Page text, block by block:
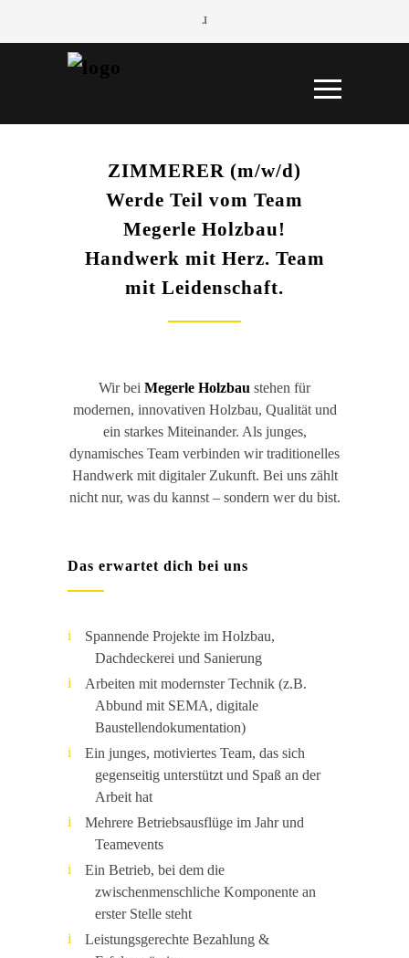
ZIMMERER (m/w/d)
Werde Teil vom Team
Megerle Holzbau!
Handwerk mit Herz. Team
mit Leidenschaft.
Wir bei Megerle Holzbau stehen für
modernen, innovativen Holzbau, Qualität und
ein starkes Miteinander. Als junges,
dynamisches Team verbinden wir traditionelles
Handwerk mit digitaler Zukunft. Bei uns zählt
nicht nur, was du kannst – sondern wer du bist.
Das erwartet dich bei uns
Spannende Projekte im Holzbau,
Dachdeckerei und Sanierung
Arbeiten mit modernster Technik (z.B.
Abbund mit SEMA, digitale
Baustellendokumentation)
Ein junges, motiviertes Team, das sich
gegenseitig unterstützt und Spaß an der
Arbeit hat
Mehrere Betriebsausflüge im Jahr und
Teamevents
Ein Betrieb, bei dem die
zwischenmenschliche Komponente an
erster Stelle steht
Leistungsgerechte Bezahlung &